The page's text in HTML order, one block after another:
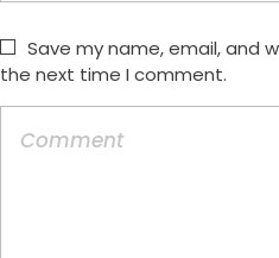
Save my name, email, and
the next time I comment.